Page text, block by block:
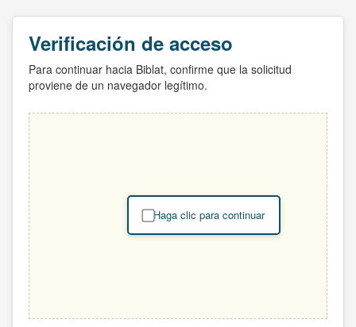
Verificación de acceso
Para continuar hacia Biblat, confirme que la solicitud
proviene de un navegador legítimo.
Haga clic para continuar